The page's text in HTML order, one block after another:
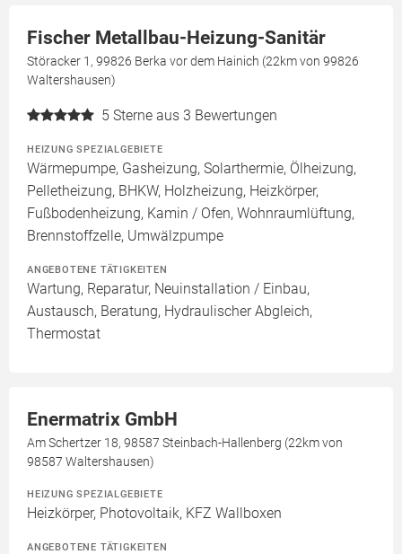
Fischer Metallbau-Heizung-Sanitär
Störacker 1, 99826 Berka vor dem Hainich (22km von 99826
Waltershausen)
5 Sterne aus 3 Bewertungen
HEIZUNG SPEZIALGEBIETE
Wärmepumpe, Gasheizung, Solarthermie, Ölheizung,
Pelletheizung, BHKW, Holzheizung, Heizkörper,
Fußbodenheizung, Kamin / Ofen, Wohnraumlüftung,
Brennstoffzelle, Umwälzpumpe
ANGEBOTENE TÄTIGKEITEN
Wartung, Reparatur, Neuinstallation / Einbau,
Austausch, Beratung, Hydraulischer Abgleich,
Thermostat
Enermatrix GmbH
Am Schertzer 18, 98587 Steinbach-Hallenberg (22km von
98587 Waltershausen)
HEIZUNG SPEZIALGEBIETE
Heizkörper, Photovoltaik, KFZ Wallboxen
ANGEBOTENE TÄTIGKEITEN